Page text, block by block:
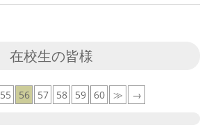
在校生の皆様
55 56 57 58 59 60 ≫ →